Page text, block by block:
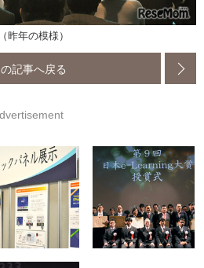
昨年の模様）
の記事へ戻る